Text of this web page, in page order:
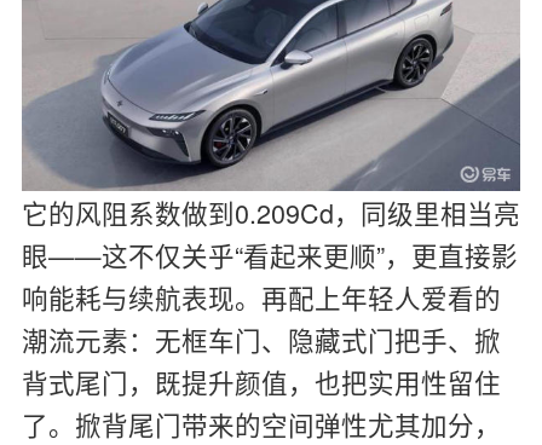
它的风阻系数做到0.209Cd，同级里相当亮
眼——这不仅关乎“看起来更顺”，更直接影
响能耗与续航表现。再配上年轻人爱看的
潮流元素：无框车门、隐藏式门把手、掀
背式尾门，既提升颜值，也把实用性留住
了。掀背尾门带来的空间弹性尤其加分，